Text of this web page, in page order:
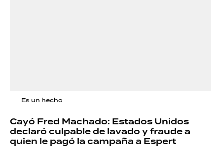
Es un hecho
Cayó Fred Machado: Estados Unidos
declaró culpable de lavado y fraude a
quien le pagó la campaña a Espert